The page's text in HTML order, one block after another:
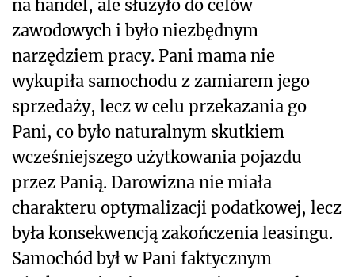
na handel, ale służyło do celów
zawodowych i było niezbędnym
narzędziem pracy. Pani mama nie
wykupiła samochodu z zamiarem jego
sprzedaży, lecz w celu przekazania go
Pani, co było naturalnym skutkiem
wcześniejszego użytkowania pojazdu
przez Panią. Darowizna nie miała
charakteru optymalizacji podatkowej, lecz
była konsekwencją zakończenia leasingu.
Samochód był w Pani faktycznym